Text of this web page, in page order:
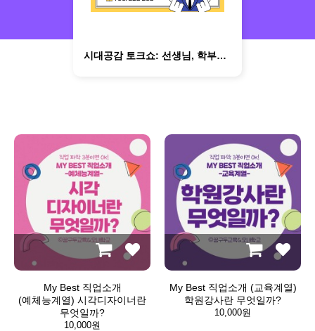
시대공감 토크쇼: 선생님, 학부모로 살아가며 아이들 인생과 동행하기 (주상명&김한준 선생님)
My Best 직업소개
(예체능계열) 시각디자이너란
무엇일까?
10,000원
My Best 직업소개 (교육계열)
학원강사란 무엇일까?
10,000원